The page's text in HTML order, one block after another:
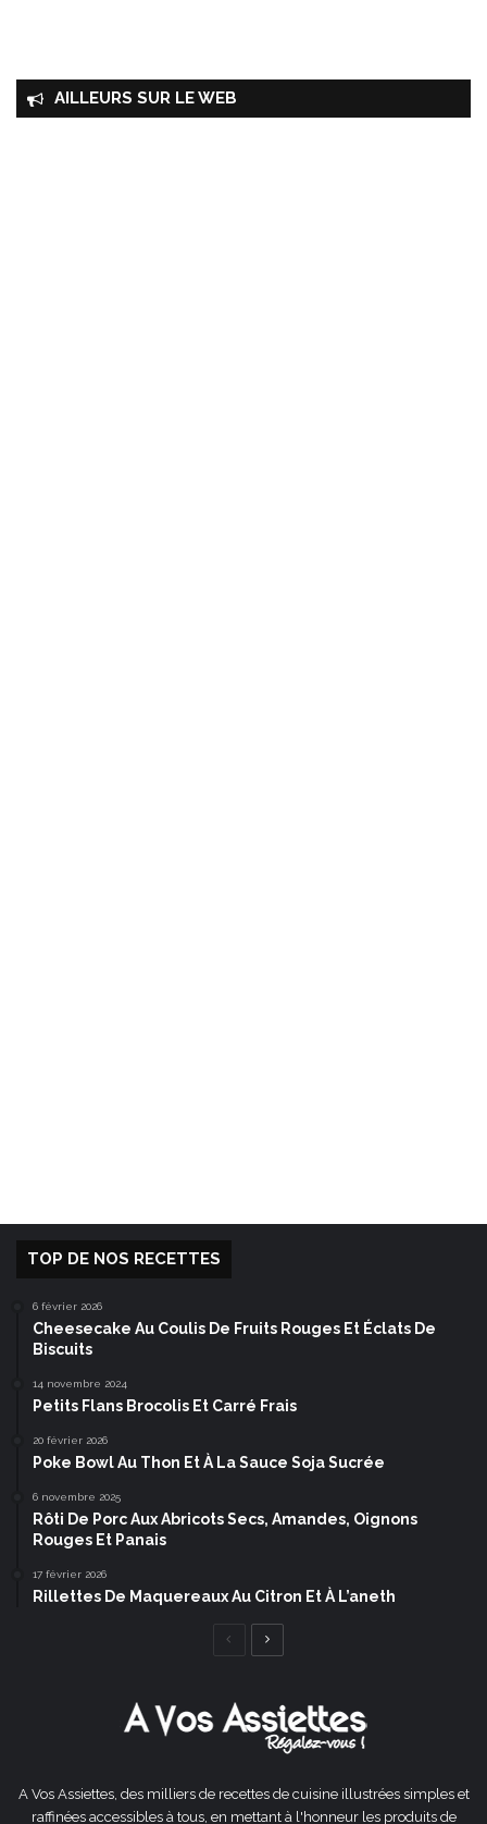
AILLEURS SUR LE WEB
TOP DE NOS RECETTES
6 février 2026
Cheesecake Au Coulis De Fruits Rouges Et Éclats De
Biscuits
14 novembre 2024
Petits Flans Brocolis Et Carré Frais
20 février 2026
Poke Bowl Au Thon Et À La Sauce Soja Sucrée
6 novembre 2025
Rôti De Porc Aux Abricots Secs, Amandes, Oignons
Rouges Et Panais
17 février 2026
Rillettes De Maquereaux Au Citron Et À L’aneth
Page
A Vos Assiettes, des milliers de recettes de cuisine illustrées simples et
raffinées accessibles à tous, en mettant à l'honneur les produits de